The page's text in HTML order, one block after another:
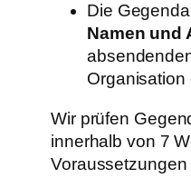
Die
Namen und
Organisation
Wir prüfen
innerhalb von 7
Voraussetzungen